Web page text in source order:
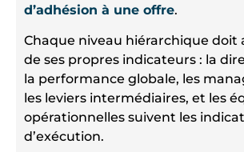
d’adhésion à une offre.
Chaque niveau hiérarchique doit
de ses propres indicateurs : la
la performance globale, les
les leviers intermédiaires, et les
opérationnelles suivent les
d’exécution.